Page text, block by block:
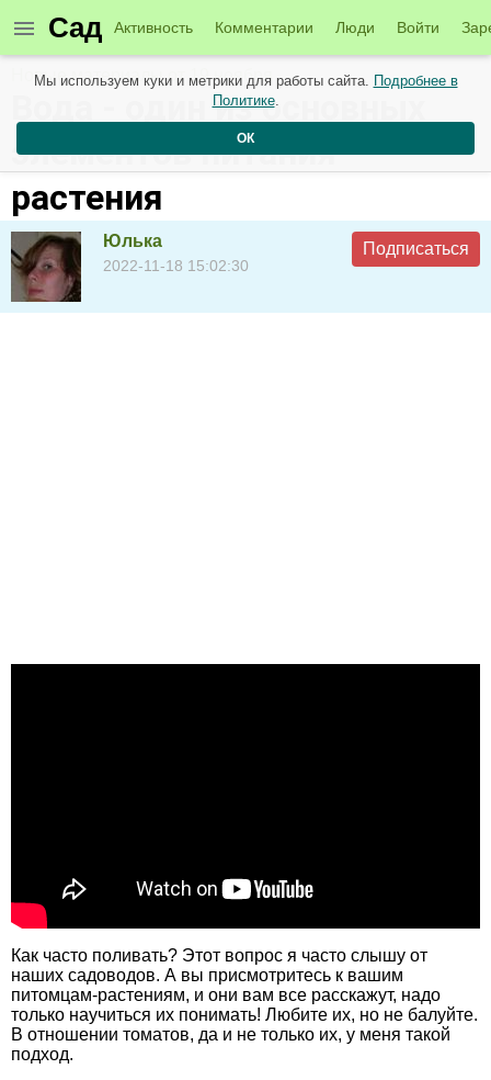
Сад Активность Комментарии Люди Войти
Новые материалы от 19 ноября
Вода - один из основных
элементов питания
растения
Юлька
2022-11-18 15:02:30
Подписаться
Как часто поливать? Этот вопрос я часто слышу от
наших садоводов. А вы присмотритесь к вашим
питомцам-растениям, и они вам все расскажут, надо
только научиться их понимать! Любите их, но не балуйте.
В отношении томатов, да и не только их, у меня такой
подход.
Мы используем куки и метрики для работы сайта. Подробнее в
Политике.
ОК